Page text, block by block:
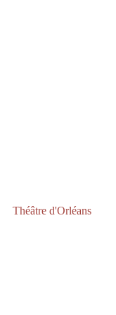
Théâtre d'Orléans